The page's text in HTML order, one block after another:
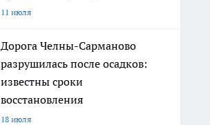
11 июля
Дорога Челны-Сарманово
разрушилась после осадков:
известны сроки
восстановления
18 июля